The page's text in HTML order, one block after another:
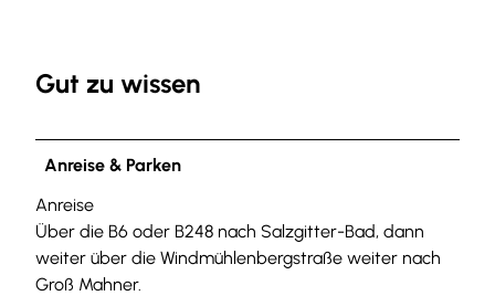
Gut zu wissen
Anreise & Parken
Anreise
Über die B6 oder B248 nach Salzgitter-Bad, dann
weiter über die Windmühlenbergstraße weiter nach
Groß Mahner.